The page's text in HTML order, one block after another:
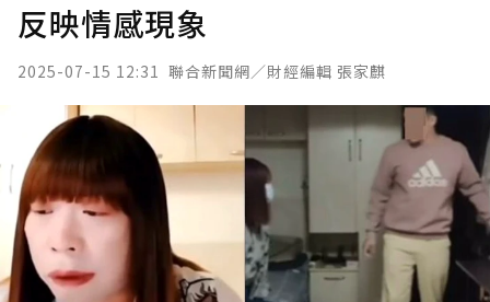
反映情感現象
2025-07-15 12:31 聯合新聞網／財經編輯 張家麒